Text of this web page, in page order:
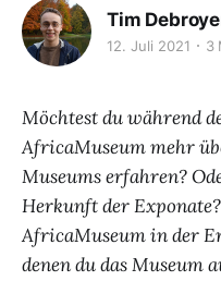
Tim
12. Juli 2021 3
Möchtest du während
AfricaMuseum mehr
Museums erfahren?
Herkunft der
AfricaMuseum in der
denen du das Museum